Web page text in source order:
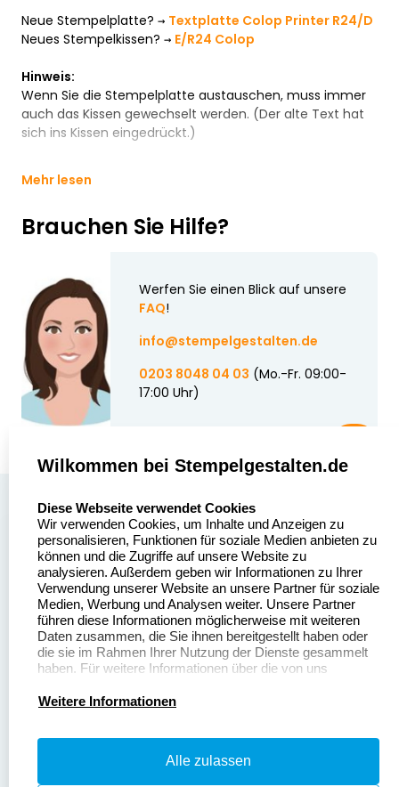
Neue Stempelplatte? → Textplatte Colop Printer R24/D
Neues Stempelkissen? → E/R24 Colop
Hinweis:
Wenn Sie die Stempelplatte austauschen, muss immer
auch das Kissen gewechselt werden. (Der alte Text hat
sich ins Kissen eingedrückt.)
Mehr lesen
Brauchen Sie Hilfe?
Werfen Sie einen Blick auf unsere
FAQ!
info@stempelgestalten.de
0203 8048 04 03 (Mo.-Fr. 09:00-
17:00 Uhr)
Stempelgestalten.de
Asterlager Straße 97
47228 Duisburg
Deutschland
Über uns
Sitemap
Alle
Stempelinformationen
Dateivorgaben
Fragen & Antworten
Datenschutzerklärung
Zahlung & Versand
Widerruf & Rückgabe
Wilkommen bei Stempelgestalten.de
Diese Webseite verwendet Cookies
Wir verwenden Cookies, um Inhalte und Anzeigen zu
personalisieren, Funktionen für soziale Medien anbieten zu
können und die Zugriffe auf unsere Website zu
analysieren. Außerdem geben wir Informationen zu Ihrer
Verwendung unserer Website an unsere Partner für soziale
Medien, Werbung und Analysen weiter. Unsere Partner
führen diese Informationen möglicherweise mit weiteren
Daten zusammen, die Sie ihnen bereitgestellt haben oder
die sie im Rahmen Ihrer Nutzung der Dienste gesammelt
haben. Für weitere Informationen über die von uns
Datenschutzerklärung.
Weitere Informationen
Alle zulassen